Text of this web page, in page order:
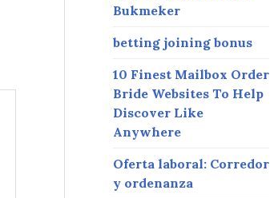
Bukmeker
betting joining bonus
10 Finest Mailbox Order
Bride Websites To Help
Discover Like
Anywhere
Oferta laboral: Corredor
y ordenanza